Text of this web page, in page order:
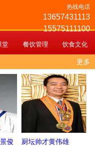
热线电话
13657431113
15575111100
堂 餐饮管理 饮食文化
更多
俊 厨坛帅才黄伟雄